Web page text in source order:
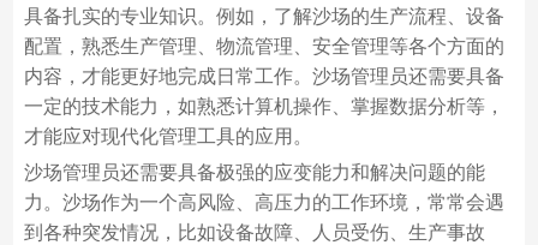
具备扎实的专业知识。例如，了解沙场的生产流程、设备
配置，熟悉生产管理、物流管理、安全管理等各个方面的
内容，才能更好地完成日常工作。沙场管理员还需要具备
一定的技术能力，如熟悉计算机操作、掌握数据分析等，
才能应对现代化管理工具的应用。
沙场管理员还需要具备极强的应变能力和解决问题的能
力。沙场作为一个高风险、高压力的工作环境，常常会遇
到各种突发情况，比如设备故障、人员受伤、生产事故